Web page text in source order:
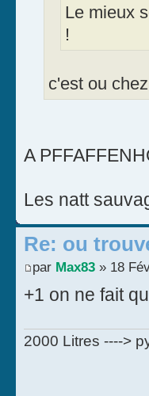
Le mieux
!
c'est ou
A
Les natt
Re: ou
par Max83 » 18
+1 on ne fait
2000 Litres ---->